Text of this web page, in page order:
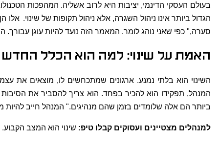
בעולם העסקי הדינמי, יציבות היא לרוב אשליה. המהפכות
הגדול ביותר אינו ניהול השגרה, אלא ניהול תקופות של שינוי. אלו
סערה," כפי שאני נוהג לומר. המאמר הזה נועד להיות עוגן
האמת על שינוי: למה הוא הכלל
השינוי הוא בלתי נמנע. ארגונים שמתכחשים לו, מוצאים את
ביותר הם אלה שלומדים בזמן שהם מנהיגים." המנהל חייב
למנהלים מצטיינים ועסוקים קבלו טיפ: שינוי הוא המצב